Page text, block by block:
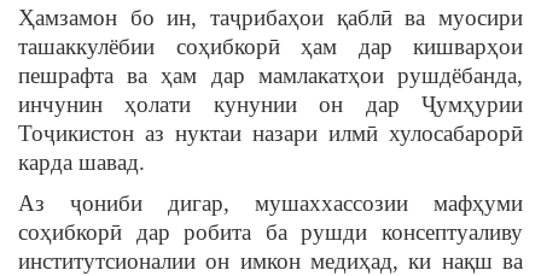
Ҳамзамон бо ин, таҷрибаҳои қаблӣ ва муосири
ташаккулёбии соҳибкорӣ ҳам дар кишварҳои
пешрафта ва ҳам дар мамлакатҳои рушдёбанда,
инчунин ҳолати кунунии он дар Ҷумҳурии
Тоҷикистон аз нуктаи назари илмӣ хулосабарорӣ
карда шавад.
Аз ҷониби дигар, мушаххассозии мафҳуми
соҳибкорӣ дар робита ба рушди консептуаливу
институтсионалии он имкон медиҳад, ки нақш ва